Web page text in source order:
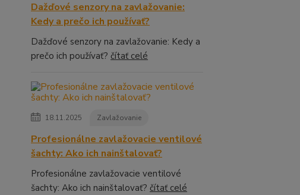
Dažďové senzory na zavlažovanie:
Kedy a prečo ich používať?
Dažďové senzory na zavlažovanie: Kedy a
prečo ich používať? čítať celé
18.11.2025 Zavlažovanie
Profesionálne zavlažovacie ventilové
šachty: Ako ich nainštalovať?
Profesionálne zavlažovacie ventilové
šachty: Ako ich nainštalovať? čítať celé